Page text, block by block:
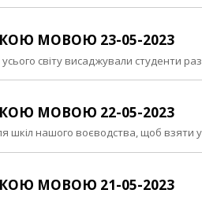
МОВОЮ 23-05-2023
усього світу висаджували студенти
МОВОЮ 22-05-2023
шкіл нашого воєводства, щоб взяти
МОВОЮ 21-05-2023